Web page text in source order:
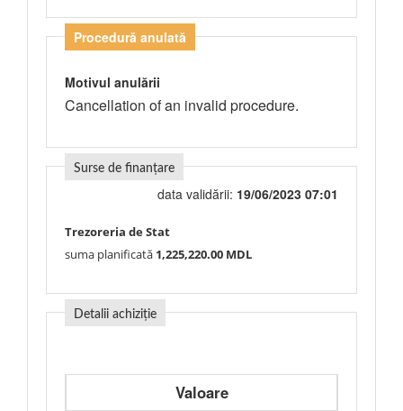
Procedură anulată
Motivul anulării
Cancellation of an invalid procedure.
Surse de finanțare
data validării: 19/06/2023 07:01
Trezoreria de Stat
suma planificată 1,225,220.00 MDL
Detalii achiziție
Valoare